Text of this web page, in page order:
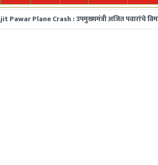
Crash : उपमुख्यमंत्री अजित पवारांचे विमान अपघातात